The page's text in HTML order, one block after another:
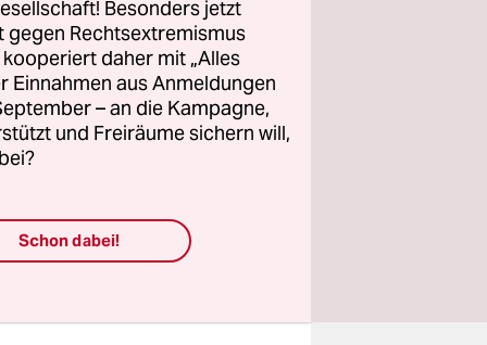
im
Nieplitz,
Besonders jetzt
gegen Rechtsextremismus
daher mit „Alles
Einnahmen aus Anmeldungen
– an die Kampagne,
und Freiräume sichern will,
Schon dabei!